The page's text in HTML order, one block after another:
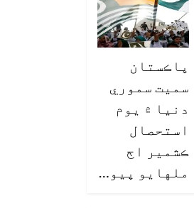
پاڪستان
سميت سموري
دنيا ۾ يوم
استحصال
ڪشمير اڄ
ملهايو پيو…